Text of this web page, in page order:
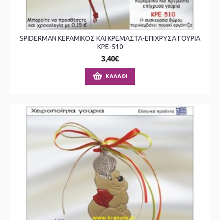
SPIDERMAN ΚΕΡΑΜΙΚΟΣ ΚΑΙ ΚΡΕΜΑΣΤΑ-ΕΠΙΧΡΥΣΑ ΓΟΥΡΙΑ
ΚΡΕ-510
3,40€
ΚΑΛΆΘΙ